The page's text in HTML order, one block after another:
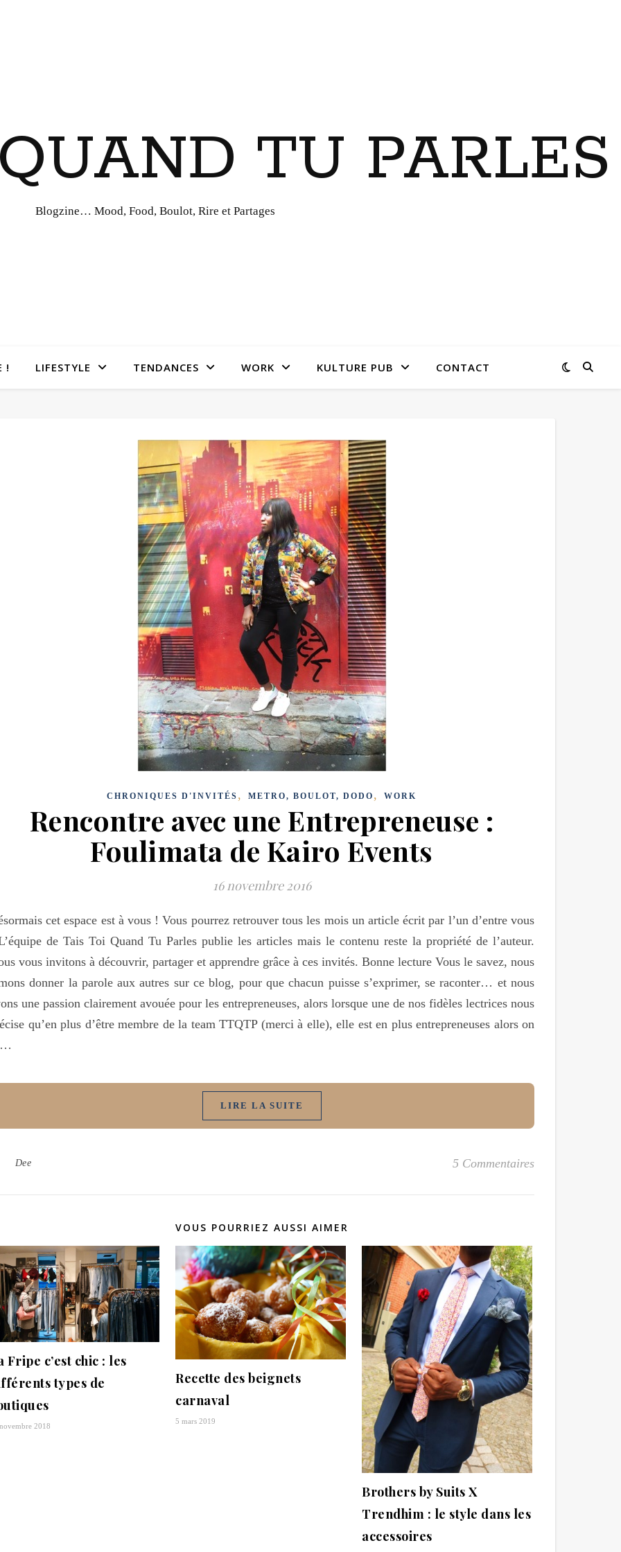
TU PARLES
Blogzine… Mood, Food, Boulot, Rire et Partages
! LIFESTYLE TENDANCES WORK KULTURE PUB CONTACT
CHRONIQUES D'INVITÉS , METRO, BOULOT, DODO , WORK
Rencontre avec une Entrepreneuse :
Foulimata de Kairo Events
16 novembre 2016
cet espace est à vous ! Vous pourrez retrouver tous les mois un article écrit par l’un d’entre vous
de Tais Toi Quand Tu Parles publie les articles mais le contenu reste la propriété de l’auteur.
vous invitons à découvrir, partager et apprendre grâce à ces invités. Bonne lecture Vous le savez, nous
donner la parole aux autres sur ce blog, pour que chacun puisse s’exprimer, se raconter… et nous
une passion clairement avouée pour les entrepreneuses, alors lorsque une de nos fidèles lectrices nous
qu’en plus d’être membre de la team TTQTP (merci à elle), elle est en plus entrepreneuses alors on
LIRE LA SUITE
Dee 5 Commentaires
VOUS POURRIEZ AUSSI AIMER
Fripe c’est chic : les
types de
2018
Recette des beignets
carnaval
5 mars 2019
Brothers by Suits X
Trendhim : le style dans les
accessoires